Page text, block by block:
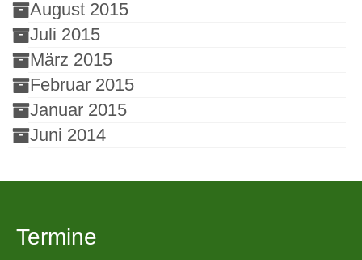
August 2015
Juli 2015
März 2015
Februar 2015
Januar 2015
Juni 2014
Termine